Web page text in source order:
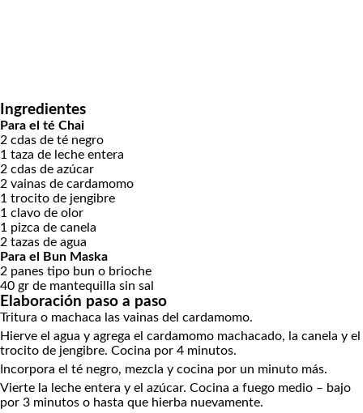
Ingredientes
Para el té Chai
2 cdas de té negro
1 taza de leche entera
2 cdas de azúcar
2 vainas de cardamomo
1 trocito de jengibre
1 clavo de olor
1 pizca de canela
2 tazas de agua
Para el Bun Maska
2 panes tipo bun o brioche
40 gr de mantequilla sin sal
Elaboración paso a paso
Tritura o machaca las vainas del cardamomo.
Hierve el agua y agrega el cardamomo machacado, la canela y el
trocito de jengibre. Cocina por 4 minutos.
Incorpora el té negro, mezcla y cocina por un minuto más.
Vierte la leche entera y el azúcar. Cocina a fuego medio – bajo
por 3 minutos o hasta que hierba nuevamente.